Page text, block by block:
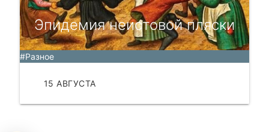
Эпидемия неистовой пляски
#Разное
15 АВГУСТА